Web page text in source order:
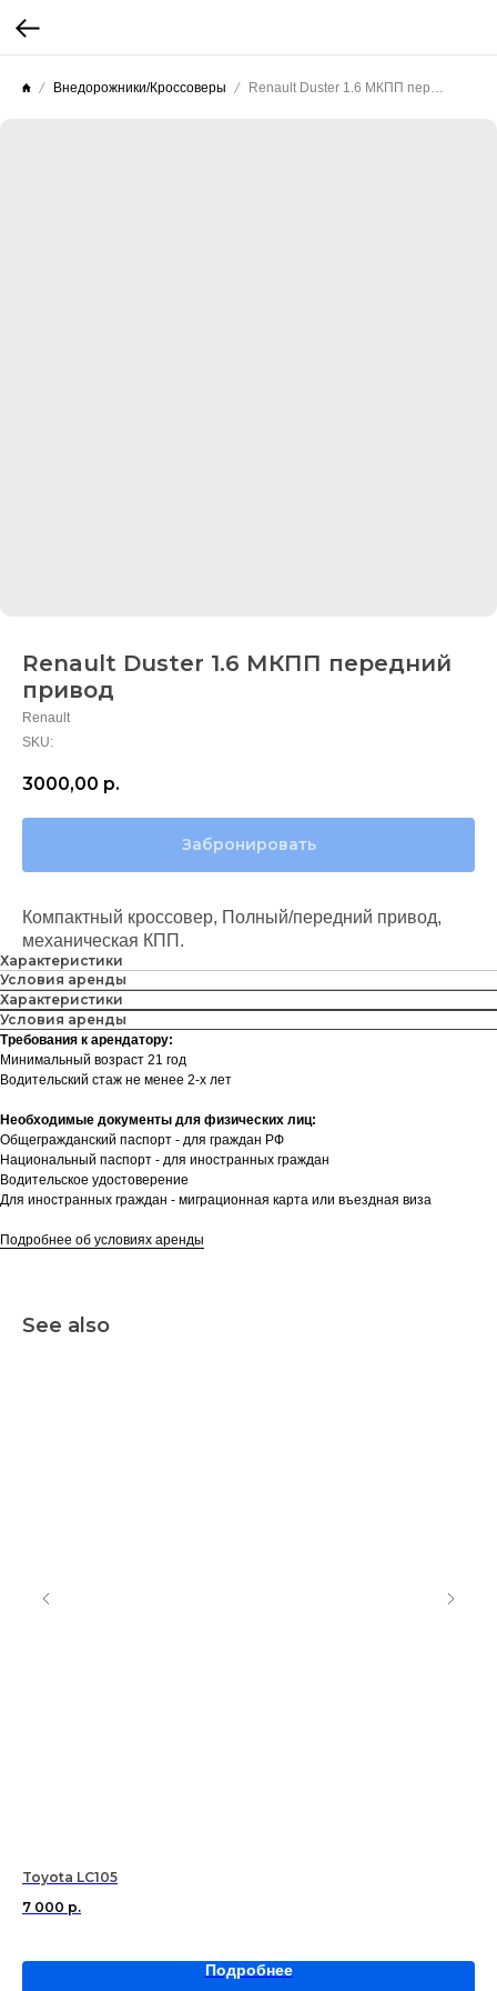
Внедорожники/Кроссоверы
Renault Duster 1.6 МКПП передний
привод
Renault
SKU:
3000,00 р.
Забронировать
Компактный кроссовер, Полный/передний привод,
механическая КПП.
Характеристики
Условия аренды
Характеристики
Условия аренды
Требования к арендатору:
Минимальный возраст 21 год
Водительский стаж не менее 2-х лет
Необходимые документы для физических лиц:
Общегражданский паспорт - для граждан РФ
Национальный паспорт - для иностранных граждан
Водительское удостоверение
Для иностранных граждан - миграционная карта или въездная виза
Подробнее об условиях аренды
See also
Toyota LC105
7 000 р.
Подробнее